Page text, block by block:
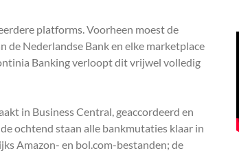
platforms. Voorheen moest de
Nederlandse Bank en elke marketplace
Banking verloopt dit vrijwel volledig
in Business Central, geaccordeerd en
ochtend staan alle bankmutaties klaar in
Amazon- en bol.com-bestanden; de